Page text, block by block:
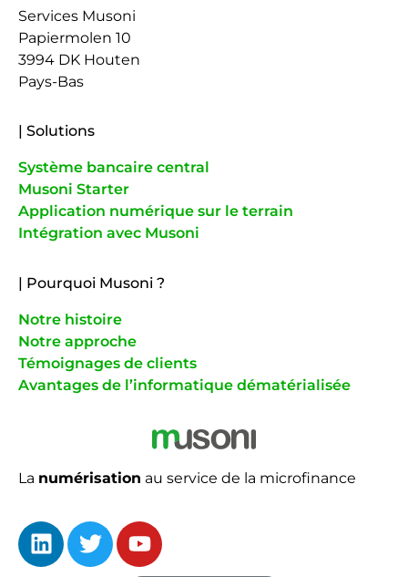
Services Musoni
Papiermolen 10
3994 DK Houten
Pays-Bas
| Solutions
Système bancaire central
Musoni Starter
Application numérique sur le terrain
Intégration avec Musoni
| Pourquoi Musoni ?
Notre histoire
Notre approche
Témoignages de clients
Avantages de l’informatique dématérialisée
La numérisation au service de la microfinance